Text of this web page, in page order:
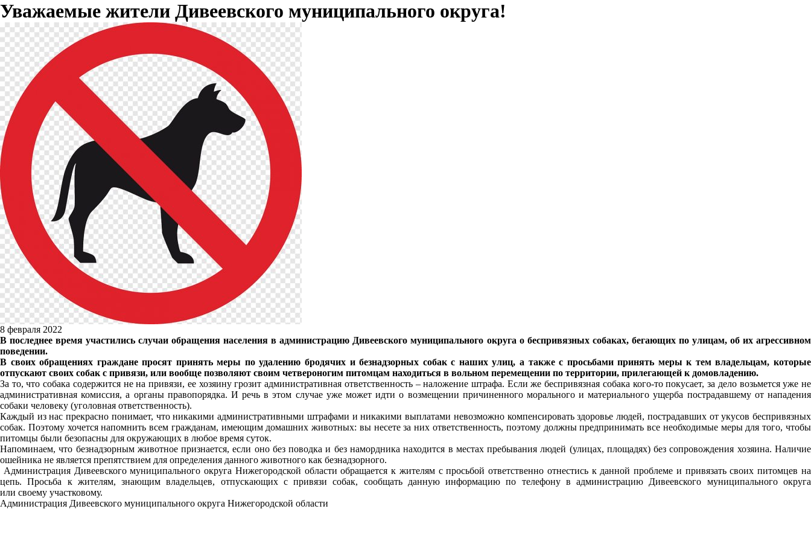
Уважаемые жители Дивеевского муниципального округа!
8 февраля 2022
В последнее время участились случаи обращения населения в администрацию Дивеевского муниципального округа о беспривязных собаках, бегающих по улицам, об их агрессивном
поведении.
В своих обращениях граждане просят принять меры по удалению бродячих и безнадзорных собак с наших улиц, а также с просьбами принять меры к тем владельцам, которые
отпускают своих собак с привязи, или вообще позволяют своим четвероногим питомцам находиться в вольном перемещении по территории, прилегающей к домовладению.
За то, что собака содержится не на привязи, ее хозяину грозит административная ответственность – наложение штрафа. Если же беспривязная собака кого-то покусает, за дело возьмется уже не
административная комиссия, а органы правопорядка. И речь в этом случае уже может идти о возмещении причиненного морального и материального ущерба пострадавшему от нападения
собаки человеку (уголовная ответственность).
Каждый из нас прекрасно понимает, что никакими административными штрафами и никакими выплатами невозможно компенсировать здоровье людей, пострадавших от укусов беспривязных
собак. Поэтому хочется напомнить всем гражданам, имеющим домашних животных: вы несете за них ответственность, поэтому должны предпринимать все необходимые меры для того, чтобы
питомцы были безопасны для окружающих в любое время суток.
Напоминаем, что безнадзорным животное признается, если оно без поводка и без намордника находится в местах пребывания людей (улицах, площадях) без сопровождения хозяина. Наличие
ошейника не является препятствием для определения данного животного как безнадзорного.
Администрация Дивеевского муниципального округа Нижегородской области обращается к жителям с просьбой ответственно отнестись к данной проблеме и привязать своих питомцев на
цепь. Просьба к жителям, знающим владельцев, отпускающих с привязи собак, сообщать данную информацию по телефону в администрацию Дивеевского муниципального округа
или своему участковому.
Администрация Дивеевского муниципального округа Нижегородской области